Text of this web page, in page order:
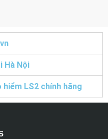
Hà Nội
LS2 chính hãng